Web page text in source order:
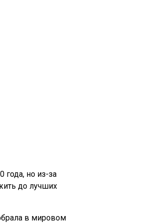
года, но из-за
до лучших
в мировом